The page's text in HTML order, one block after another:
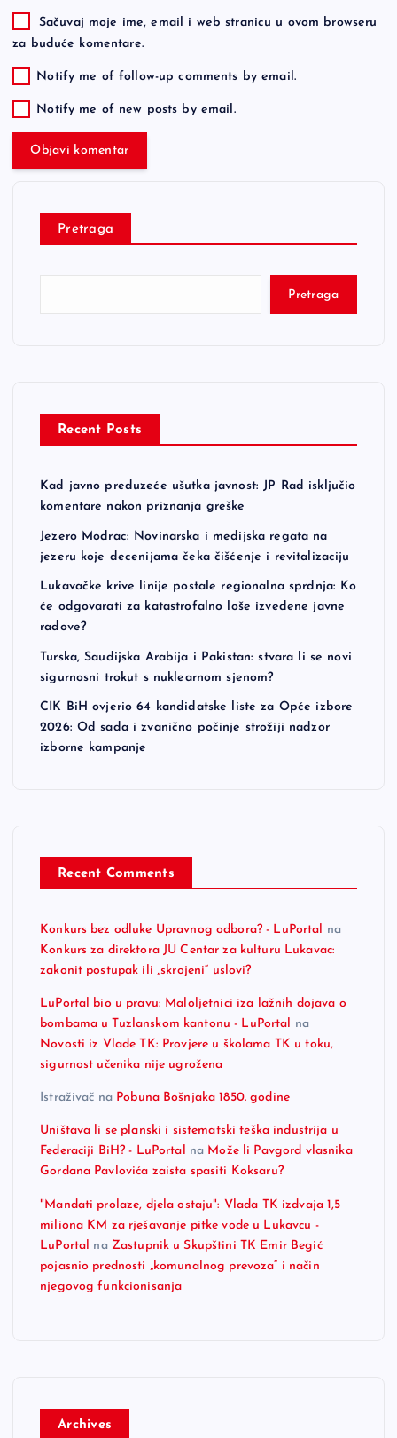
Sačuvaj moje ime, email i web stranicu u ovom browseru
za buduće komentare.
Notify me of follow-up comments by email.
Notify me of new posts by email.
Pretraga
Pretraga
Recent Posts
Kad javno preduzeće ušutka javnost: JP Rad isključio
komentare nakon priznanja greške
Jezero Modrac: Novinarska i medijska regata na
jezeru koje decenijama čeka čišćenje i revitalizaciju
Lukavačke krive linije postale regionalna sprdnja: Ko
će odgovarati za katastrofalno loše izvedene javne
radove?
Turska, Saudijska Arabija i Pakistan: stvara li se novi
sigurnosni trokut s nuklearnom sjenom?
CIK BiH ovjerio 64 kandidatske liste za Opće izbore
2026: Od sada i zvanično počinje strožiji nadzor
izborne kampanje
Recent Comments
Konkurs bez odluke Upravnog odbora? - LuPortal na
Konkurs za direktora JU Centar za kulturu Lukavac:
zakonit postupak ili „skrojeni“ uslovi?
LuPortal bio u pravu: Maloljetnici iza lažnih dojava o
bombama u Tuzlanskom kantonu - LuPortal na
Novosti iz Vlade TK: Provjere u školama TK u toku,
sigurnost učenika nije ugrožena
Istraživač na Pobuna Bošnjaka 1850. godine
Uništava li se planski i sistematski teška industrija u
Federaciji BiH? - LuPortal na Može li Pavgord vlasnika
Gordana Pavlovića zaista spasiti Koksaru?
"Mandati prolaze, djela ostaju": Vlada TK izdvaja 1,5
miliona KM za rješavanje pitke vode u Lukavcu -
LuPortal na Zastupnik u Skupštini TK Emir Begić
pojasnio prednosti „komunalnog prevoza“ i način
njegovog funkcionisanja
Archives